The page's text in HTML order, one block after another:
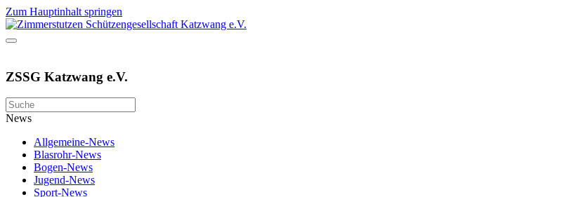
Zum Hauptinhalt springen
ZSSG Katzwang e.V.
News
Allgemeine-News
Blasrohr-News
Bogen-News
Jugend-News
Sport-News